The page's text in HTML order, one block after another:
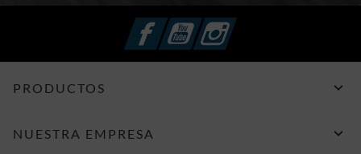
FacebookYouTubeInstagram
PRODUCTOS 
NUESTRA EMPRESA 